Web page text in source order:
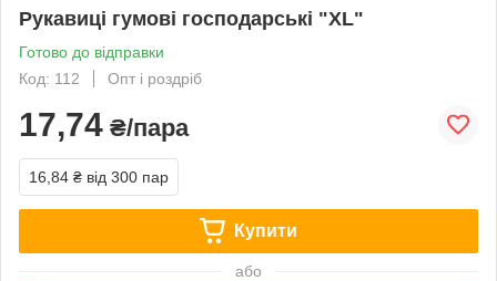
Рукавиці гумові господарські "XL"
Готово до відправки
Код: 112
Опт і роздріб
17,74 ₴/пара
16,84 ₴ від 300 пар
Купити
або